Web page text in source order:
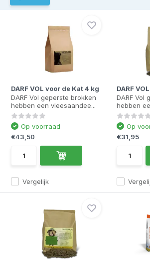
DARF VOL voor de Kat 4 kg
DARF Vol geperste brokken
hebben een vleesaandee...
Vergelijk
Op voorraad
€43,50
DARF
DARF Vol
hebben
Op
€31,95